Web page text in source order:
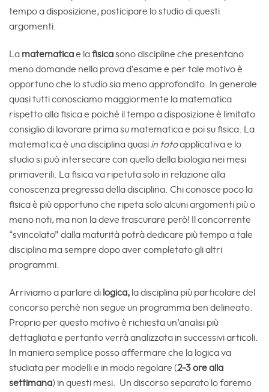
tempo a disposizione, posticipare lo studio di questi
argomenti.
La matematicae lafisicasono discipline che presentano
meno domande nella prova d’esame e per tale motivo è
opportuno che lo studio sia meno approfondito. In generale
quasi tutti conosciamo maggiormente la matematica
rispetto alla fisica e poiché il tempo a disposizione è limitato
consiglio di lavorare prima su matematica e poi su fisica. La
matematica è una disciplina quasi in totoapplicativa e lo
studio si può intersecare con quello della biologia nei mesi
primaverili. La fisica va ripetuta solo in relazione alla
conoscenza pregressa della disciplina. Chi conosce poco la
fisica è più opportuno che ripeta solo alcuni argomenti più o
meno noti, ma non la deve trascurare però! Il concorrente
“svincolato” dalla maturità potrà dedicare più tempo a tale
disciplina ma sempre dopo aver completato gli altri
programmi.
Arriviamo a parlare di logica, la disciplina più particolare del
concorso perchè non segue un programma ben delineato.
Proprio per questo motivo è richiesta un’analisi più
dettagliata e pertanto verrà analizzata in successivi articoli.
In maniera semplice posso affermare che la logica va
studiata per modelli e in modo regolare (2-3 ore alla
settimana) in questi mesi. Un discorso separato lo faremo